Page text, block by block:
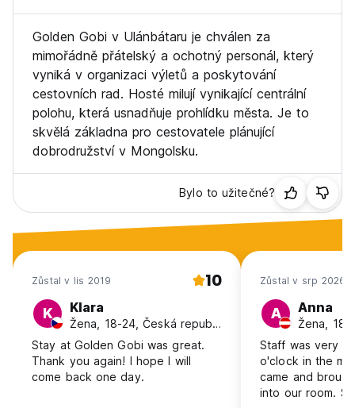
----------------------------------
Organizujeme levné zájezdy
----------------------------------
* Národní park Terelj
* Národní park Chustain Nuruu
* Jízda na koni v Mongolsku
* Jízda na velbloudu v Mongolsku
* Mongolia Homestay Trips (Nomadic Cultural Homestay)
* Dálný západ - Bayan Ulgii - Orlí festival
Naši zaměstnanci jsou držiteli různých certifikátů cestovního
výletů po Mongolsku. Jsme NEJLEPŠÍ v Mongolsku, pokud
jde o pořádání vegetariánských jídel a zájezdů na míru, aby
vyhovovaly zájmům a časovým omezením našich hostů.
Podporujeme nomádské rodiny a máme srdečné, osobní
vztahy s nomády po celé zemi.
Naším cílem je poskytovat pohodlné ubytování a
nezapomenutelné, ale bezpečné cesty se spolehlivým a
poctivým týmem – abyste se mohli soustředit na poznávání
místní kultury a nomádského životního stylu a naší krásné
domovské země. (Auto-translated from original language)
Golden Gobi v Ulánbátaru je chválen za
mimořádně přátelský a ochotný personál, který
vyniká v organizaci výletů a poskytování
cestovních rad. Hosté milují vynikající centrální
polohu, která usnadňuje prohlídku města. Je to
skvělá základna pro cestovatele plánující
dobrodružství v Mongolsku.
Bylo to užitečné?
Zůstal v lis 2019 10
K Klara
Žena, 18-24, Česká republika
Stay at Golden Gobi was great.
Thank you again! I hope I will
come back one day.
Zůstal v srp 2026
A Anna
Žena, 18-
Staff was very
o'clock in the
came and
into our room.